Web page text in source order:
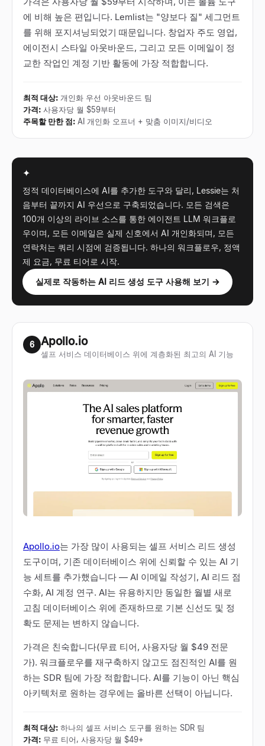
에 비해 높은 편입니다. Lemlist는 "양보다 질" 세그먼트
를 위해 포지셔닝되었기 때문입니다. 창업자 주도 영업,
에이전시 스타일 아웃바운드, 그리고 모든 이메일이 정
교한 작업인 계정 기반 활동에 가장 적합합니다.
최적 대상: 개인화 우선 아웃바운드 팀
가격: 사용자당 월 $59부터
주목할 만한 점: AI 개인화 오프너 + 맞춤 이미지/비디오
✦
정적 데이터베이스에 AI를 추가한 도구와 달리, Lessie는 처
음부터 끝까지 AI 우선으로 구축되었습니다. 모든 검색은
100개 이상의 라이브 소스를 통한 에이전트 LLM 워크플로
우이며, 모든 이메일은 실제 신호에서 AI 개인화되며, 모든
연락처는 쿼리 시점에 검증됩니다. 하나의 워크플로우, 정액
제 요금, 무료 티어로 시작.
실제로 작동하는 AI 리드 생성 도구 사용해 보기 →
6 Apollo.io
셀프 서비스 데이터베이스 위에 계층화된 최고의 AI 기능
Apollo.io는 가장 많이 사용되는 셀프 서비스 리드 생성
도구이며, 기존 데이터베이스 위에 신뢰할 수 있는 AI 기
능 세트를 추가했습니다 — AI 이메일 작성기, AI 리드 점
수화, AI 계정 연구. AI는 유용하지만 동일한 월별 새로
고침 데이터베이스 위에 존재하므로 기본 신선도 및 정
확도 문제는 변하지 않습니다.
가격은 친숙합니다(무료 티어, 사용자당 월 $49 전문
가). 워크플로우를 재구축하지 않고도 점진적인 AI를 원
하는 SDR 팀에 가장 적합합니다. AI를 기능이 아닌 핵심
아키텍처로 원하는 경우에는 올바른 선택이 아닙니다.
최적 대상: 하나의 셀프 서비스 도구를 원하는 SDR 팀
가격: 무료 티어, 사용자당 월 $49+